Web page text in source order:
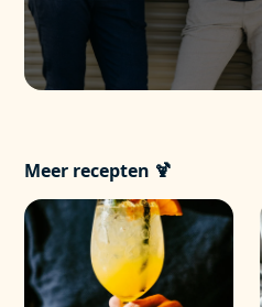
Meer recepten 🍹